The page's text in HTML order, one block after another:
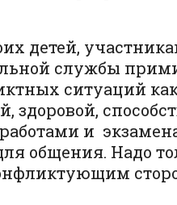
детей,
службы
ситуаций
здоровой,
и
общения. Надо